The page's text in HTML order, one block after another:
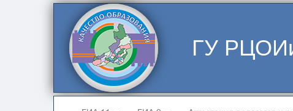
ГУ